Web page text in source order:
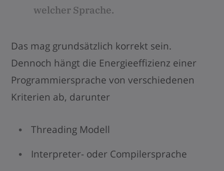
welcher Sprache.
Das mag grundsätzlich korrekt sein.
Dennoch hängt die Energieeffizienz einer
Programmiersprache von verschiedenen
Kriterien ab, darunter
Threading Modell
Interpreter- oder Compilersprache